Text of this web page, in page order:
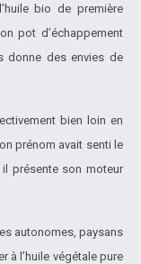
bio de première
pot d’échappement
donne des envies de
bien loin en
prénom avait senti le
il présente son moteur
autonomes, paysans
à l’huile végétale pure